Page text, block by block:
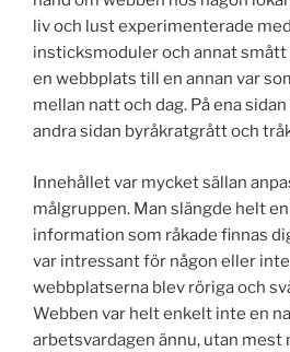
liv och lust experimenterade
insticksmoduler och annat
en webbplats till en annan var
mellan natt och dag. På ena
andra sidan byråkratgrått och
Innehållet var mycket sällan
målgruppen. Man slängde helt
information som råkade finnas
var intressant för någon eller
webbplatserna blev röriga och
Webben var helt enkelt inte en
arbetsvardagen ännu, utan mest